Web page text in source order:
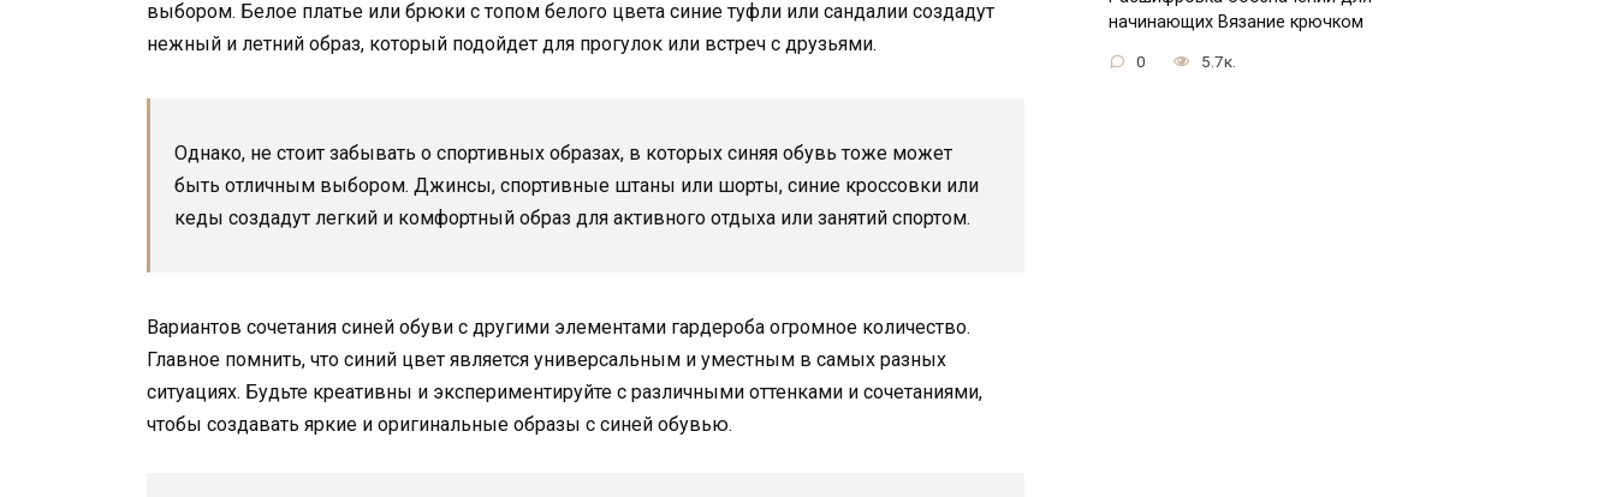
выбором. Белое платье или брюки с топом белого цвета синие туфли или сандалии создадут
нежный и летний образ, который подойдет для прогулок или встреч с друзьями.
Однако, не стоит забывать о спортивных образах, в которых синяя обувь тоже может
быть отличным выбором. Джинсы, спортивные штаны или шорты, синие кроссовки или
кеды создадут легкий и комфортный образ для активного отдыха или занятий спортом.
Вариантов сочетания синей обуви с другими элементами гардероба огромное количество.
Главное помнить, что синий цвет является универсальным и уместным в самых разных
ситуациях. Будьте креативны и экспериментируйте с различными оттенками и сочетаниями,
чтобы создавать яркие и оригинальные образы с синей обувью.
начинающих Вязание крючком
0 5.7к.